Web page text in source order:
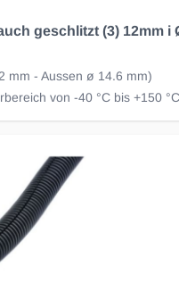
geschlitzt (3) 12mm i
mm - Aussen ø 14.6 mm)
von -40 °C bis +150 °C